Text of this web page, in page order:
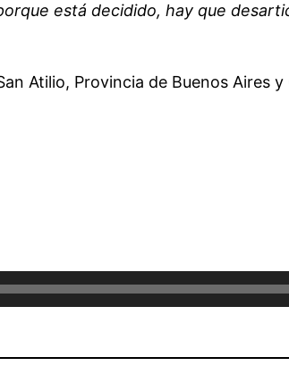
está decidido, hay que
Atilio, Provincia de Buenos Aires y